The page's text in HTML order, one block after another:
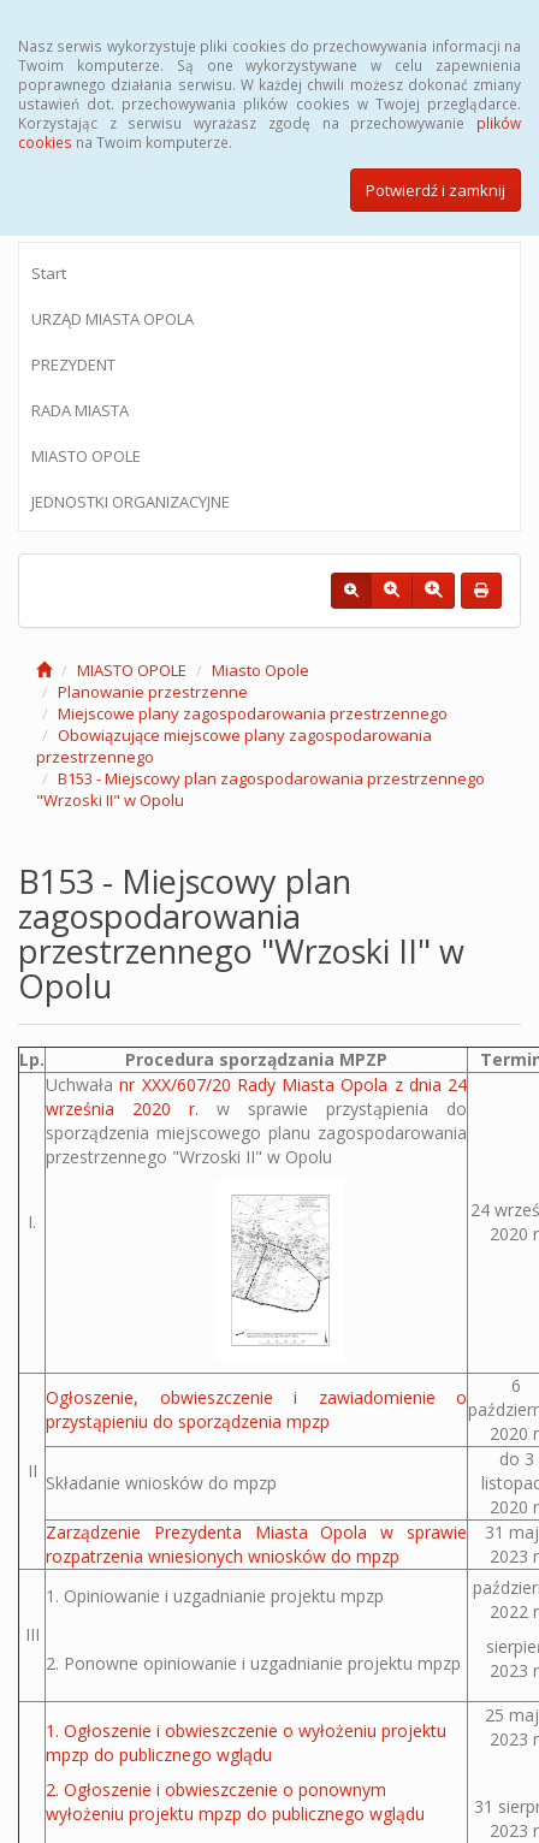
Nasz serwis wykorzystuje pliki cookies do przechowywania informacji na
Twoim komputerze. Są one wykorzystywane w celu zapewnienia
poprawnego działania serwisu. W każdej chwili możesz dokonać zmiany
ustawień dot. przechowywania plików cookies w Twojej przeglądarce.
Korzystając z serwisu wyrażasz zgodę na przechowywanie plików
cookies na Twoim komputerze.
Potwierdź i zamknij
BIULETYN INFORMACJI PUBLICZNEJ
Urzędu Miasta Opola
Start
URZĄD MIASTA OPOLA
PREZYDENT
RADA MIASTA
MIASTO OPOLE
JEDNOSTKI ORGANIZACYJNE
MIASTO OPOLE
Miasto Opole
Planowanie przestrzenne
Miejscowe plany zagospodarowania przestrzennego
Obowiązujące miejscowe plany zagospodarowania
przestrzennego
B153 - Miejscowy plan zagospodarowania przestrzennego
"Wrzoski II" w Opolu
B153 - Miejscowy plan
zagospodarowania
przestrzennego "Wrzoski II" w
Opolu
Lp. Procedura sporządzania MPZP
I.
Uchwała nr XXX/607/20 Rady Miasta Opola z dnia 24
września 2020 r. w sprawie przystąpienia do
sporządzenia miejscowego planu zagospodarowania
przestrzennego "Wrzoski II" w Opolu
24
2020
II
Ogłoszenie, obwieszczenie i zawiadomienie o
przystąpieniu do sporządzenia mpzp
6
2020
Składanie wniosków do mpzp
do 3
2020
Zarządzenie Prezydenta Miasta Opola w sprawie
rozpatrzenia wniesionych wniosków do mpzp
31
2023
III
1. Opiniowanie i uzgadnianie projektu mpzp
2. Ponowne opiniowanie i uzgadnianie projektu mpzp
2022
2023
1. Ogłoszenie i obwieszczenie o wyłożeniu projektu
mpzp do publicznego wglądu
2. Ogłoszenie i obwieszczenie o ponownym
wyłożeniu projektu mpzp do publicznego wglądu
25
2023
31
2023